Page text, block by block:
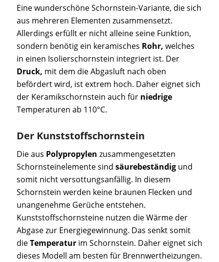
Eine wunderschöne Schornstein-Variante, die sich
aus mehreren Elementen zusammensetzt.
Allerdings erfüllt er nicht alleine seine Funktion,
sondern benötig ein keramisches Rohr, welches
in einen Isolierschornstein integriert ist. Der
Druck, mit dem die Abgasluft nach oben
befördert wird, ist extrem hoch. Daher eignet sich
der Keramikschornstein auch für niedrige
Temperaturen ab 110°C.
Der Kunststoffschornstein
Die aus Polypropylen zusammengesetzten
Schornsteinelemente sind säurebeständigund
somit nicht versottungsanfällig. In diesem
Schornstein werden keine braunen Flecken und
unangenehme Gerüche entstehen.
Kunststoffschornsteine nutzen die Wärme der
Abgase zur Energiegewinnung. Das senkt somit
dieTemperaturim Schornstein. Daher eignet sich
dieses Modell am besten für Brennwertheizungen.